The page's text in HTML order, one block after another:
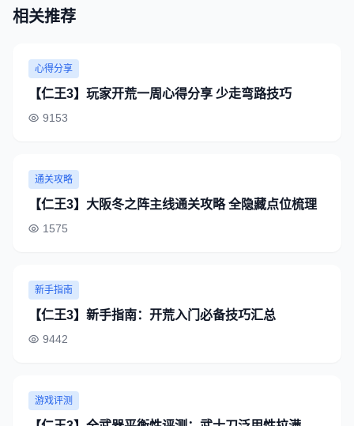
相关推荐
心得分享
【仁王3】玩家开荒一周心得分享 少走弯路技巧
9153
通关攻略
【仁王3】大阪冬之阵主线通关攻略 全隐藏点位梳理
1575
新手指南
【仁王3】新手指南：开荒入门必备技巧汇总
9442
游戏评测